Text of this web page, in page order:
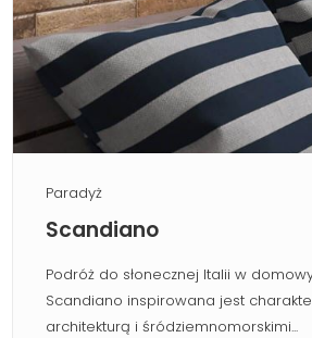
Paradyż
Scandiano
Podróż do słonecznej Italii w
Scandiano inspirowana jest
architekturą i śródziemnomorskimi...